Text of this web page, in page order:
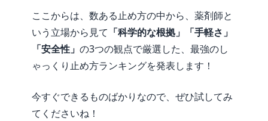
ここからは、数ある止め方の中から、薬剤師と
いう立場から見て 「科学的な根拠」「手軽さ」
「安全性」 の3つの観点で厳選した、最強のし
ゃっくり止め方ランキングを発表します！
今すぐできるものばかりなので、ぜひ試してみ
てくださいね！